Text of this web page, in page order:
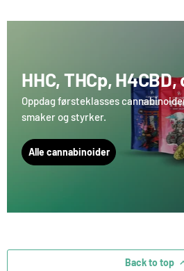
HHC, THCp, H4CBD,
Oppdag førsteklasses
smaker og styrker.
Alle cannabinoider
Back to top